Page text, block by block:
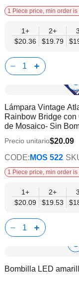
1 Piece price, min order is
1+
$20.36
2+
$19.79
Lámpara Vintage
Rainbow Bridge con
de Mosaico- Sin
Precio unitario$20.09
CODE: MOS 522
1 Piece price, min order is
1+
$20.09
2+
$19.53
Bombilla LED